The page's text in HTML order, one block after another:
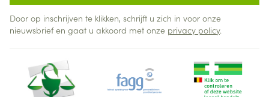
Door op inschrijven te klikken, schrijft u zich in voor onze
nieuwsbrief en gaat u akkoord met onze privacy policy.